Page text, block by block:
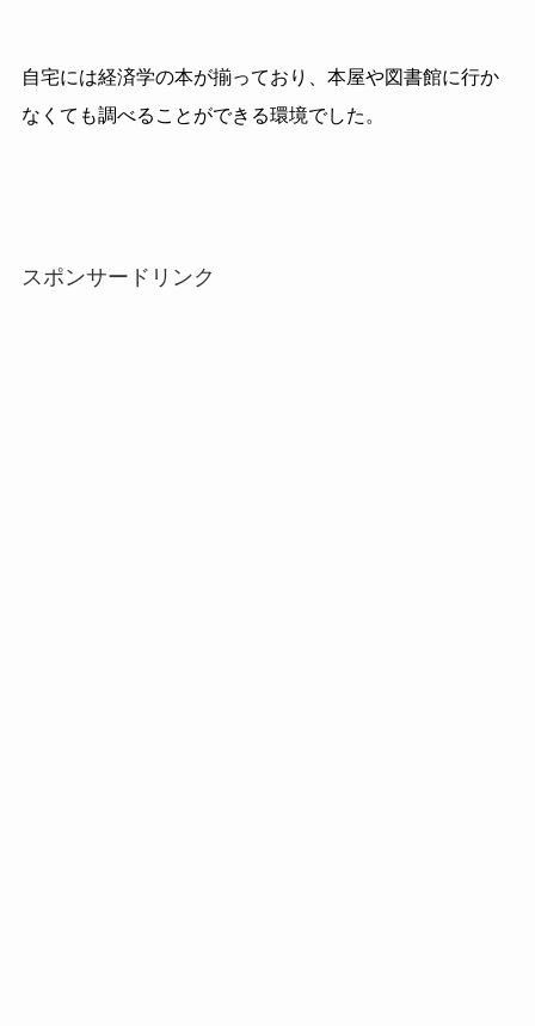
自宅には経済学の本が揃っており、本屋や図書館に行か
なくても調べることができる環境でした。
スポンサードリンク